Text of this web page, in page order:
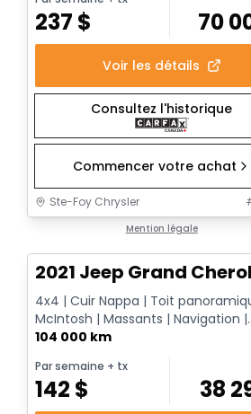
237 $ 70
Voir les détails
Consultez l'historique
Commencer votre achat
Ste-Foy Chrysler
Mention légale
Très bonne offre
2021 Jeep Grand
4x4 | Cuir Nappa | Toit
McIntosh | Massants | Navigation |
Caméra 360 | Attache-remorq...
104 000 km
Par semaine + tx
142 $ 38